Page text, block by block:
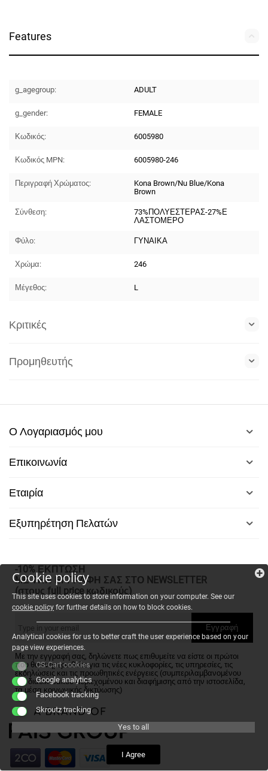
Features
g_agegroup: ADULT
g_gender: FEMALE
Κωδικός: 6005980
Κωδικός MPN: 6005980-246
Περιγραφή Χρώματος:
Kona Brown/Nu Blue/Kona
Brown
Σύνθεση:
73%ΠΟΛΥΕΣΤΕΡΑΣ-27%Ε
ΛΑΣΤΟΜΕΡΟ
Φύλο: ΓΥΝΑΙΚΑ
Χρώμα: 246
Μέγεθος: L
Κριτικές
Προμηθευτής
Ο Λογαριασμός μου
Επικοινωνία
Εταιρία
Εξυπηρέτηση Πελατών
-10% ΕΚΠΤΩΣΗ
ΜΕ ΤΗΝ ΕΓΓΡΑΦΗ ΣΑΣ ΣΤΟ NEWSLETTER
(στους full price κωδικούς)
Εγγραφή
Με την εγγραφή σας, δηλώνετε πως επιθυμείτε να είστε οι πρώτοι
που θα ενημερωθείτε για τις νέες κυκλοφορίες, τις υπηρεσίες, τις
εκδηλώσεις και τις προωθητικές ενέργειες (συμπεριλαμβανομένου
του διαδικτυακού περιεχομένου και διαφήμισης από την ιστοσελίδα,
τα μέσα κοινωνικής δικτύωσης)
Cookie policy
This site uses cookies to store information on your computer. See our
cookie policy for further details on how to block cookies.
Analytical cookies for us to better craft the user experience based on your
page view experiences.
CS-Cart cookies
Google analytics
Facebook tracking
Skroutz tracking
Yes to all
I Agree